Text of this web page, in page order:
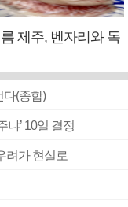
제주, 벤자리와 독
다(종합)
냐’ 10일 결정
려가 현실로